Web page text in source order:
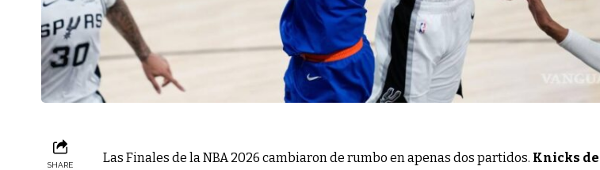
SHARE Las Finales de la NBA 2026 cambiaron de rumbo en apenas dos partidos. Knicks